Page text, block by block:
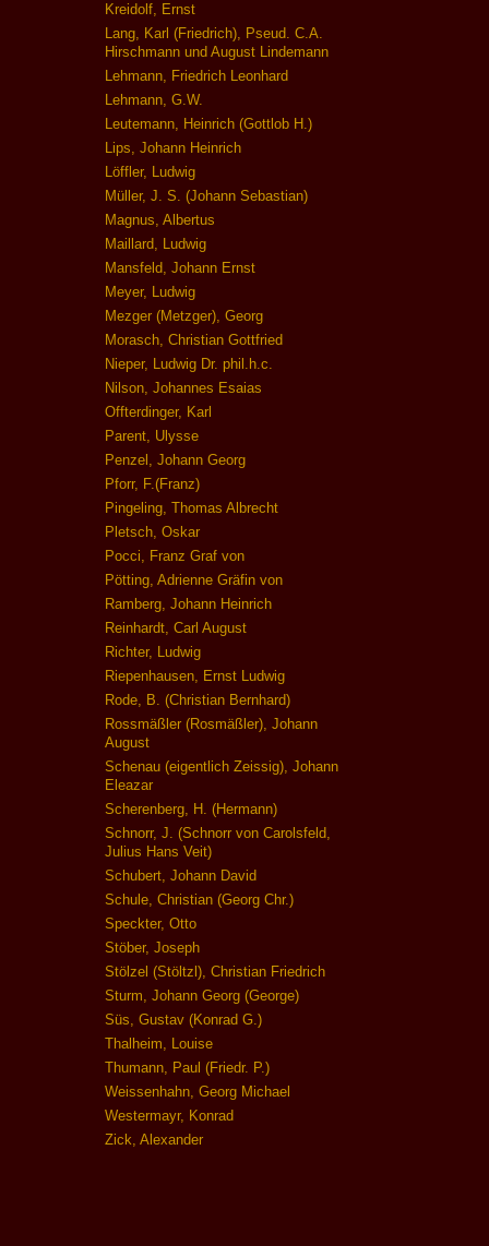
Kreidolf, Ernst
Lang, Karl (Friedrich), Pseud. C.A.
Hirschmann und August Lindemann
Lehmann, Friedrich Leonhard
Lehmann, G.W.
Leutemann, Heinrich (Gottlob H.)
Lips, Johann Heinrich
Löffler, Ludwig
Müller, J. S. (Johann Sebastian)
Magnus, Albertus
Maillard, Ludwig
Mansfeld, Johann Ernst
Meyer, Ludwig
Mezger (Metzger), Georg
Morasch, Christian Gottfried
Nieper, Ludwig Dr. phil.h.c.
Nilson, Johannes Esaias
Offterdinger, Karl
Parent, Ulysse
Penzel, Johann Georg
Pforr, F.(Franz)
Pingeling, Thomas Albrecht
Pletsch, Oskar
Pocci, Franz Graf von
Pötting, Adrienne Gräfin von
Ramberg, Johann Heinrich
Reinhardt, Carl August
Richter, Ludwig
Riepenhausen, Ernst Ludwig
Rode, B. (Christian Bernhard)
Rossmäßler (Rosmäßler), Johann
August
Schenau (eigentlich Zeissig), Johann
Eleazar
Scherenberg, H. (Hermann)
Schnorr, J. (Schnorr von Carolsfeld,
Julius Hans Veit)
Schubert, Johann David
Schule, Christian (Georg Chr.)
Speckter, Otto
Stöber, Joseph
Stölzel (Stöltzl), Christian Friedrich
Sturm, Johann Georg (George)
Süs, Gustav (Konrad G.)
Thalheim, Louise
Thumann, Paul (Friedr. P.)
Weissenhahn, Georg Michael
Westermayr, Konrad
Zick, Alexander